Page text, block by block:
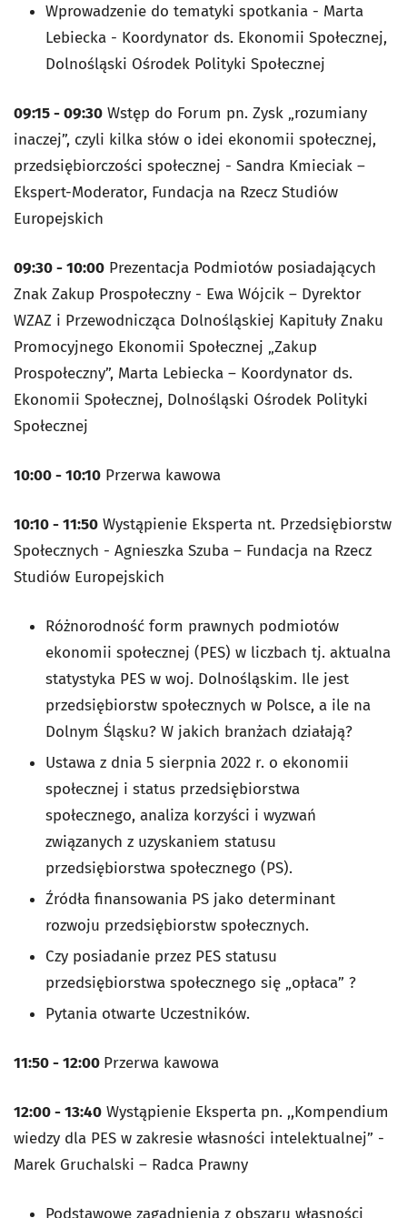
Wprowadzenie do tematyki spotkania - Marta
Lebiecka - Koordynator ds. Ekonomii Społecznej,
Dolnośląski Ośrodek Polityki Społecznej
09:15 - 09:30 Wstęp do Forum pn. Zysk „rozumiany
inaczej”, czyli kilka słów o idei ekonomii społecznej,
przedsiębiorczości społecznej - Sandra Kmieciak –
Ekspert-Moderator, Fundacja na Rzecz Studiów
Europejskich
09:30 - 10:00 Prezentacja Podmiotów posiadających
Znak Zakup Prospołeczny - Ewa Wójcik – Dyrektor
WZAZ i Przewodnicząca Dolnośląskiej Kapituły Znaku
Promocyjnego Ekonomii Społecznej „Zakup
Prospołeczny”, Marta Lebiecka – Koordynator ds.
Ekonomii Społecznej, Dolnośląski Ośrodek Polityki
Społecznej
10:00 - 10:10 Przerwa kawowa
10:10 - 11:50 Wystąpienie Eksperta nt. Przedsiębiorstw
Społecznych - Agnieszka Szuba – Fundacja na Rzecz
Studiów Europejskich
Różnorodność form prawnych podmiotów
ekonomii społecznej (PES) w liczbach tj. aktualna
statystyka PES w woj. Dolnośląskim. Ile jest
przedsiębiorstw społecznych w Polsce, a ile na
Dolnym Śląsku? W jakich branżach działają?
Ustawa z dnia 5 sierpnia 2022 r. o ekonomii
społecznej i status przedsiębiorstwa
społecznego, analiza korzyści i wyzwań
związanych z uzyskaniem statusu
przedsiębiorstwa społecznego (PS).
Źródła finansowania PS jako determinant
rozwoju przedsiębiorstw społecznych.
Czy posiadanie przez PES statusu
przedsiębiorstwa społecznego się „opłaca” ?
Pytania otwarte Uczestników.
11:50 - 12:00 Przerwa kawowa
12:00 - 13:40 Wystąpienie Eksperta pn. ,,Kompendium
wiedzy dla PES w zakresie własności intelektualnej” -
Marek Gruchalski – Radca Prawny
Podstawowe zagadnienia z obszaru własności